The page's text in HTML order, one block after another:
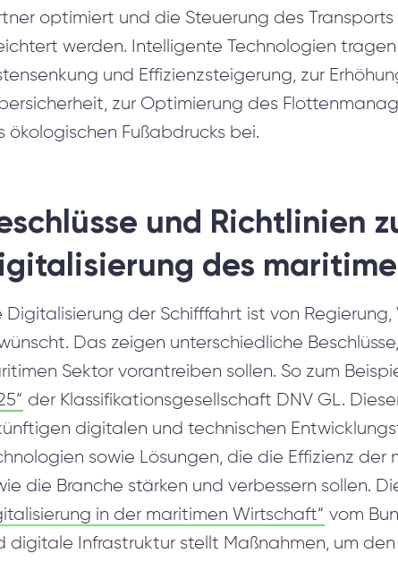
optimiert und die Steuerung des
werden. Intelligente Technologien
und Effizienzsteigerung, zur
zur Optimierung des
ökologischen Fußabdrucks bei.
und Richtlinien
des
Digitalisierung der Schifffahrt ist von
Das zeigen unterschiedliche
Sektor vorantreiben sollen. So zum
der Klassifikationsgesellschaft DNV GL.
digitalen und technischen
sowie Lösungen, die die Effizienz
die Branche stärken und verbessern sollen.
in der maritimen Wirtschaft“ vom
digitale Infrastruktur stellt Maßnahmen, um